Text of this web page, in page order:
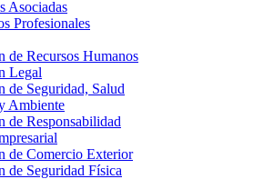
Asociadas
Profesionales
de Recursos Humanos
Legal
de Seguridad, Salud
Ambiente
de Responsabilidad
de Comercio Exterior
de Seguridad Física